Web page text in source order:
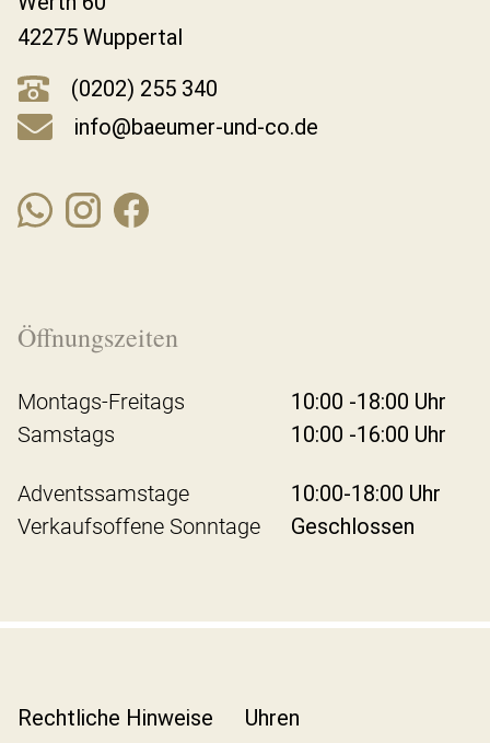
42275 Wuppertal
(0202) 255 340
info@baeumer-und-co.de
Öffnungszeiten
Montags-Freitags
10:00 -18:00 Uhr
Samstags
10:00 -16:00 Uhr
Adventssamstage
10:00-18:00 Uhr
Verkaufsoffene Sonntage
Geschlossen
Rechtliche Hinweise
Uhren